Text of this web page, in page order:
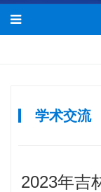
学术交流
2023年吉